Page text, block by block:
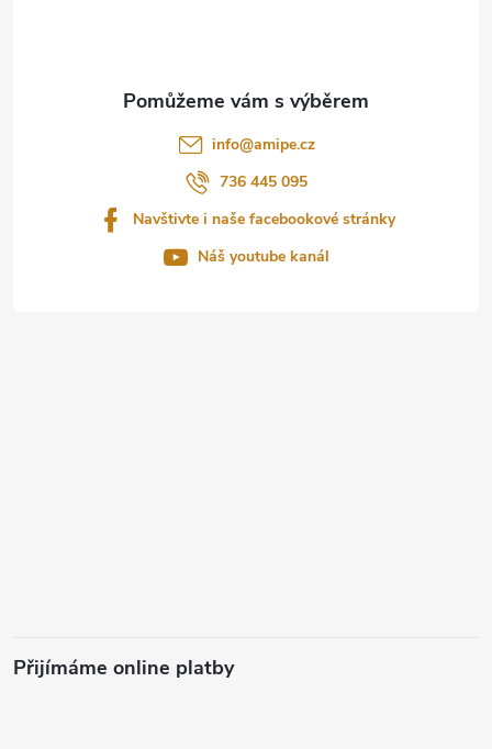
info@amipe.cz
736 445 095
Navštivte i naše facebookové stránky
Náš youtube kanál
Přijímáme online platby